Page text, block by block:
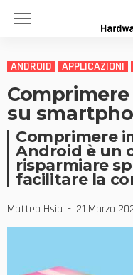
ANDROID APPLICAZIONI
su
Comprimere
Android è un
risparmiare
facilitare la
Matteo Hsia 21 Marzo